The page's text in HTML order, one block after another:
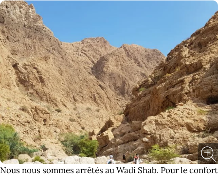
Nous nous sommes arrêtés au Wadi Shab. Pour le confort